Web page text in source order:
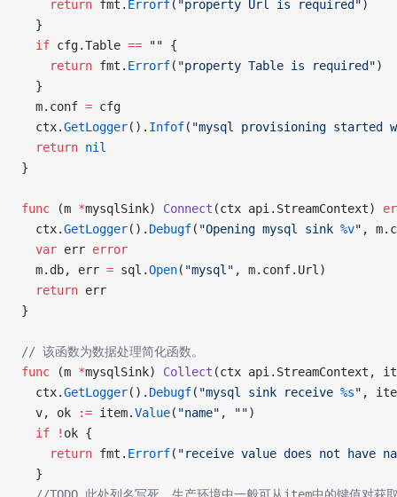
    return
fmt. Errorf( "property Url is required" )
  }
  if
cfg.Table == "" {
    return
fmt. Errorf( "property Table is required")
  }
  m.conf
= cfg
  ctx.
GetLogger(). Infof( "mysql provisioning started
  return
nil
}
func (m *mysqlSink) Connect (ctx api.StreamContext)
  ctx.
GetLogger(). Debugf( "Opening mysql sink %v" ,
  var
err error
  m.db, err
= sql.Open( "mysql" , m.conf.Url)
  return
err
}
// 该函数为数据处理简化函数。
func (m *mysqlSink) Collect (ctx api.StreamContext,
  ctx.
GetLogger(). Debugf( "mysql sink receive %s" ,
  v, ok
:= item.Value( "name" , "")
  if
! ok {
    return
fmt. Errorf( "receive value does not have
  }